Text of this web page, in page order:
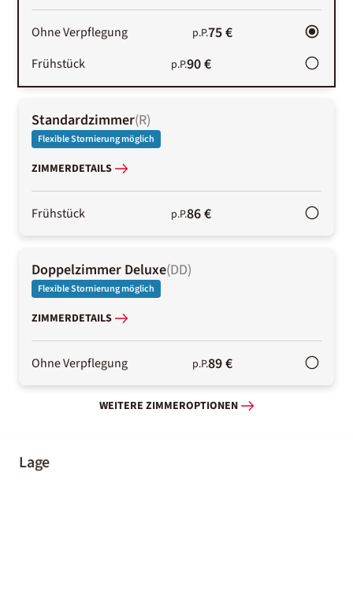
Ohne Verpflegung p.P.75 €
Frühstück p.P.90 €
Standardzimmer(R)
Flexible Stornierung möglich
ZIMMERDETAILS
Frühstück p.P.86 €
Doppelzimmer Deluxe(DD)
Flexible Stornierung möglich
ZIMMERDETAILS
Ohne Verpflegung p.P.89 €
WEITERE ZIMMEROPTIONEN
Lage